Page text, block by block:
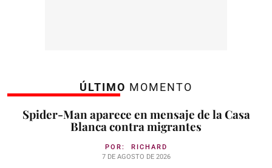
ÚLTIMO MOMENTO
Spider-Man aparece en mensaje de la Casa
Blanca contra migrantes
POR: RICHARD
7 DE AGOSTO DE 2026